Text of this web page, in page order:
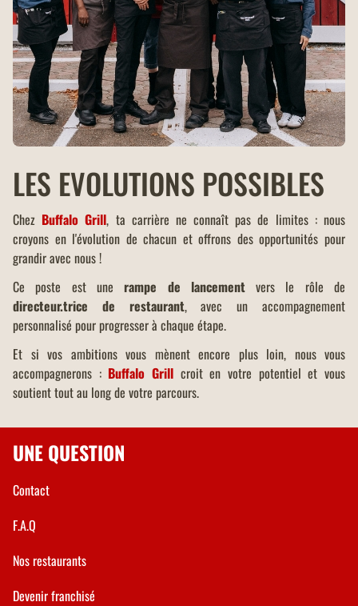
LES EVOLUTIONS POSSIBLES
Chez Buffalo Grill, ta carrière ne connaît pas de limites : nous
croyons en l'évolution de chacun et offrons des opportunités pour
grandir avec nous !
Ce poste est unerampe de lancementvers le rôle de
directeur.trice de restaurant, avec un accompagnement
personnalisé pour progresser à chaque étape.
Et si vos ambitions vous mènent encore plus loin, nous vous
accompagnerons : Buffalo Grill croit en votre potentiel et vous
soutient tout au long de votre parcours.
UNE QUESTION
Contact
F.A.Q
Nos restaurants
Devenir franchisé